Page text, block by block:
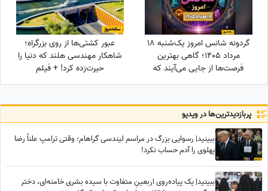
گردونه شانس امروز یک‌شنبه 18
مرداد 1405؛ گاهی بهترین
فرصت‌ها از جایی می‌آیند که
انتظارش را نداری
عبور کشتی‌ها از روی بزرگراه؛
شاهکار مهندسی هلند که دنیا را
حیرت‌زده کرد! + فیلم
پربازدید‌ترین‌ها در ویدیو
ببینید| رسوایی بزرگ در مراسم لیندسی گراهام؛ وقتی ترامپ علناً رضا
پهلوی را آدم حساب نکرد!
ببینید| یک پیاده‌روی اربعینِ متفاوت با سیده بشری خامنه‌ای، دختر